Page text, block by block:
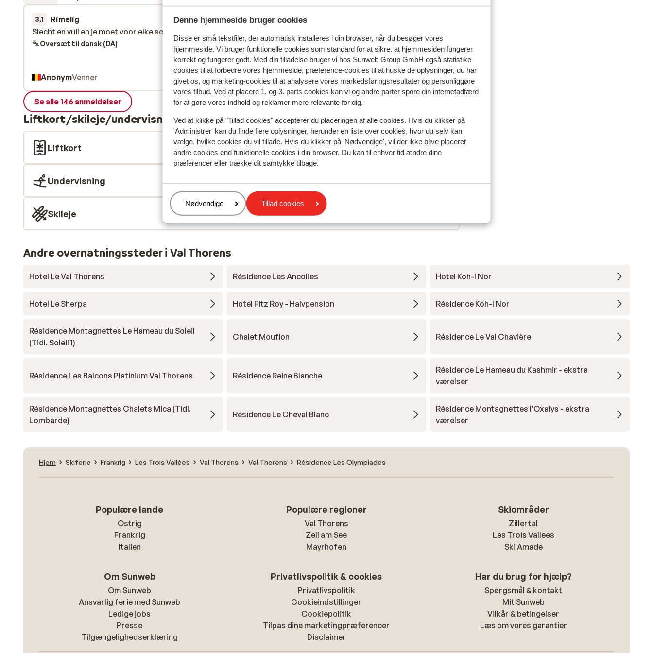
Denne hjemmeside bruger cookies
Disse er små tekstfiler, der automatisk installeres i din browser, når du besøger vores
hjemmeside. Vi bruger funktionelle cookies som standard for at sikre, at hjemmesiden fungerer
korrekt og fungerer godt. Med din tilladelse bruger vi hos Sunweb Group GmbH også statistike
cookies til at forbedre vores hjemmeside, præference-cookies til at huske de oplysninger, du har
givet os, og marketing-cookies til at analysere vores markedsføringsresultater og personliggøre
vores tilbud. Ved at placere 1. og 3. parts cookies kan vi og andre parter spore din internetadfærd
for at gøre vores indhold og reklamer mere relevante for dig.
Ved at klikke på "Tillad cookies" accepterer du placeringen af alle cookies. Hvis du klikker på
'Administrer' kan du finde flere oplysninger, herunder en liste over cookies, hvor du selv kan
vælge, hvilke cookies du vil tillade. Hvis du klikker på 'Nødvendige', vil der ikke blive placeret
andre cookies end funktionelle cookies i din browser. Du kan til enhver tid ændre dine
præferencer eller trække dit samtykke tilbage.
Administrer
Nødvendige Tillad cookies
3.1 Rimelig
12. apr. 2025
Slecht en vuil en je moet voor elke scheet betalen…
Slecht en vuil en je moet voor elke scheet betalen…
Oversæt til dansk (DA)
AnonymVenner
10 Fabelagtig
was clean and comfortable. Kids absolutely loved it,
thank you.
was clean and comfortable. Kids absolutely loved it,
thank you.
Oversæt til dansk (DA)
StalEnlig forælder
Se alle 146 anmeldelser
Liftkort/skileje/undervisning
Liftkort
Undervisning
Skileje
Andre overnatningssteder i Val Thorens
Hotel Le Val Thorens Résidence Les Ancolies Hotel Koh-I Nor
Hotel Le Sherpa Hotel Fitz Roy - Halvpension Résidence Koh-I Nor
Résidence Montagnettes Le Hameau du Soleil
(Tidl. Soleil 1)
Chalet Mouflon Résidence Le Val Chavière
Résidence Les Balcons Platinium Val Thorens Résidence Reine Blanche
Résidence Le Hameau du Kashmir - ekstra
værelser
Résidence Montagnettes Chalets Mica (Tidl.
Lombarde)
Résidence Le Cheval Blanc
Résidence Montagnettes l'Oxalys - ekstra
værelser
Hjem Skiferie Frankrig Les Trois Vallées Val Thorens Val Thorens Résidence Les Olympiades
Populære lande
Ostrig
Frankrig
Italien
Populære regioner
Val Thorens
Zell am See
Mayrhofen
Skiområder
Zillertal
Les Trois Vallees
Ski Amade
Om Sunweb
Om Sunweb
Ansvarlig ferie med Sunweb
Ledige jobs
Presse
Tilgængelighedserklæring
Privatlivspolitik & cookies
Privatlivspolitik
Cookieindstillinger
Cookiepolitik
Tilpas dine marketingpræferencer
Disclaimer
Har du brug for hjælp?
Spørgsmål & kontakt
Mit Sunweb
Vilkår & betingelser
Læs om vores garantier